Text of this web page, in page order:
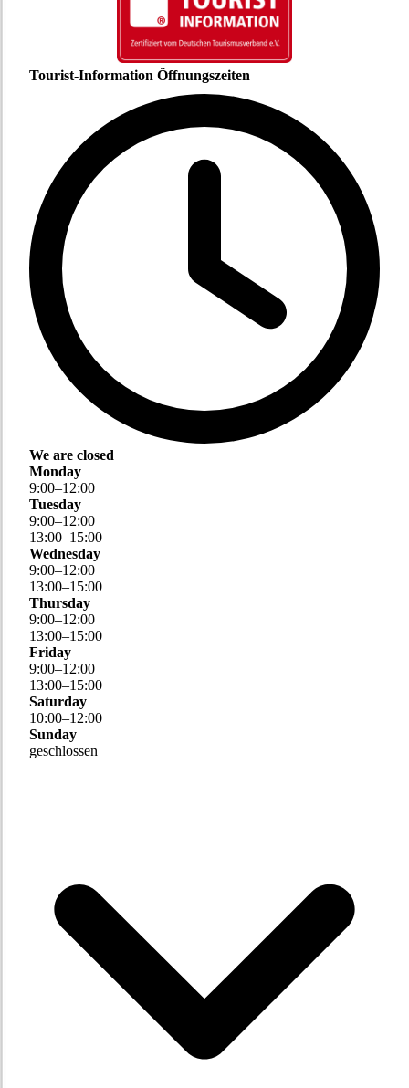
Tourist-Information Öffnungszeiten
We are closed
Monday
9:00–12:00
Tuesday
9:00–12:00
13:00–15:00
Wednesday
9:00–12:00
13:00–15:00
Thursday
9:00–12:00
13:00–15:00
Friday
9:00–12:00
13:00–15:00
Saturday
10:00–12:00
Sunday
geschlossen